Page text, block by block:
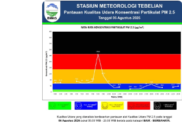
KALBAR